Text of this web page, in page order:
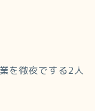
を徹夜でする2人